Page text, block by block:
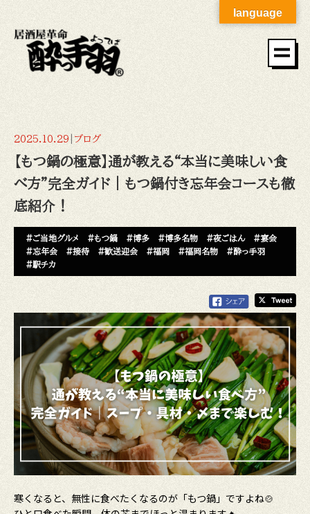
2025.10.29 ブログ
【もつ鍋の極意】通が教える“本当に美味しい食
べ方”完全ガイド｜もつ鍋付き忘年会コースも徹
底紹介！
#ご当地グルメ #もつ鍋 #博多 #博多名物 #夜ごはん
#宴会
#忘年会
#接待 #歓送迎会 #福岡 #福岡名物
#酔っ手羽
#駅チカ
寒くなると、無性に食べたくなるのが「もつ鍋」ですよね🍲
language